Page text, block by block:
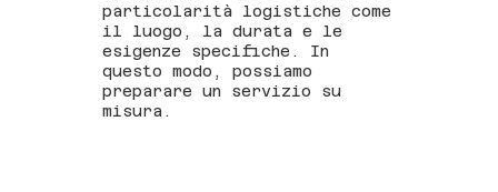
particolarità logistiche come
il luogo, la durata e le
esigenze specifiche. In
questo modo, possiamo
preparare un servizio su
misura.